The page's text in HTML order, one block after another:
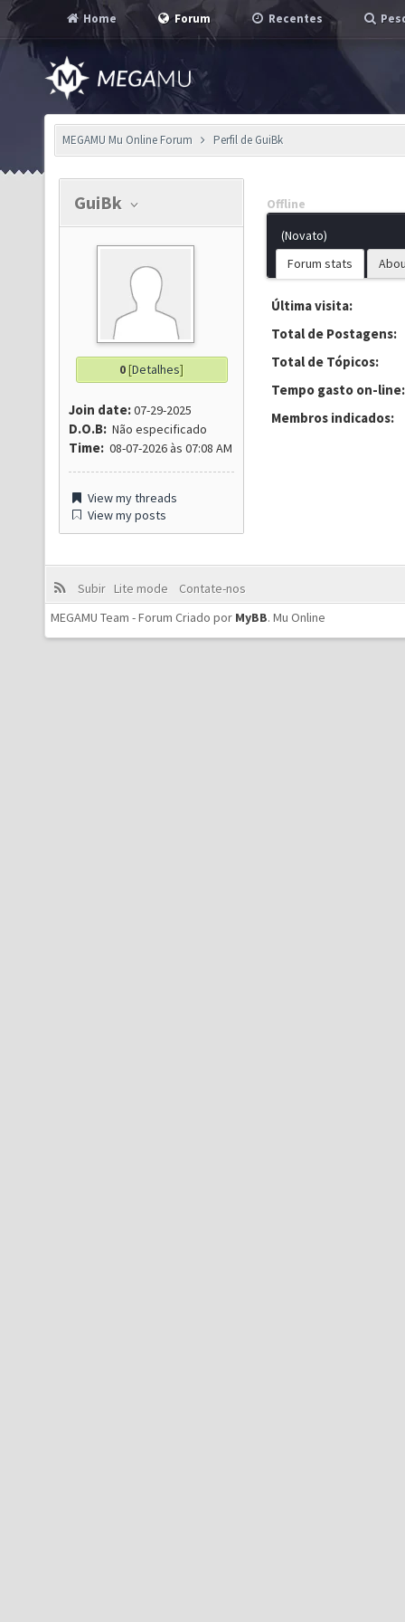
Home Forum Recentes
MEGAMU Mu Online Forum Perfil de GuiBk
GuiBk
0[Detalhes]
Join date:07-29-2025
D.O.B: Não especificado
Time: 08-07-2026 às 07:08 AM
View my threads
View my posts
Offline
(Novato)
Forum stats
Última visita:
Total de Postagens:
Total de Tópicos:
Tempo gasto on-line:
Membros indicados:
Subir Lite mode
Contate-nos
MEGAMU Team - Forum Criado por MyBB. Mu Online